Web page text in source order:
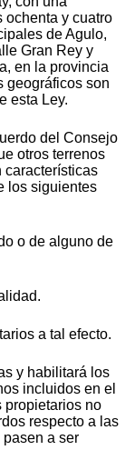
ochenta y cuatro
de Agulo,
Gran Rey y
en la provincia
geográficos son
esta Ley.
del Consejo
otros terrenos
características
los siguientes
o de alguno de
a tal efecto.
y habilitará los
incluidos en el
propietarios no
respecto a las
a ser